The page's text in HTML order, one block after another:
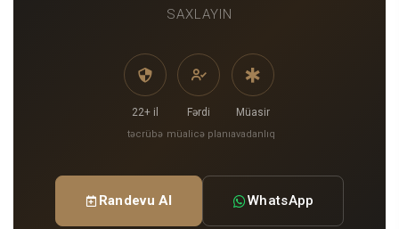
SAXLAYIN
22+ il
təcrübə
Fərdi
müalicə planı
Müasir
avadanlıq
Randevu Al WhatsApp